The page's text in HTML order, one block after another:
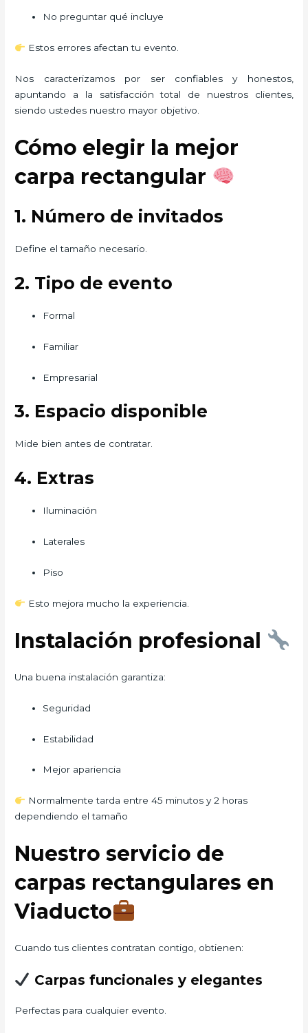
No preguntar qué incluye
Estos errores afectan tu evento.
Nos caracterizamos por ser confiables y honestos,
apuntando a la satisfacción total de nuestros clientes,
siendo ustedes nuestro mayor objetivo.
Cómo elegir la mejor
carpa rectangular
1. Número de invitados
Define el tamaño necesario.
2. Tipo de evento
Formal
Familiar
Empresarial
3. Espacio disponible
Mide bien antes de contratar.
4. Extras
Iluminación
Laterales
Piso
Esto mejora mucho la experiencia.
Instalación profesional
Una buena instalación garantiza:
Seguridad
Estabilidad
Mejor apariencia
Normalmente tarda entre 45 minutos y 2 horas
dependiendo el tamaño
Nuestro servicio de
carpas rectangulares en
Viaducto
Cuando tus clientes contratan contigo, obtienen:
Carpas funcionales y elegantes
Perfectas para cualquier evento.